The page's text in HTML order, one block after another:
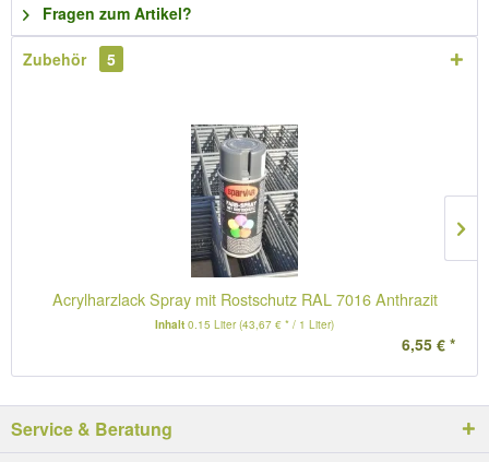
Fragen zum Artikel?
Zubehör 5
Acrylharzlack Spray mit Rostschutz RAL 7016 Anthrazit
Inhalt 0.15 Liter(43,67 € * / 1 Liter)
6,55 € *
Service & Beratung